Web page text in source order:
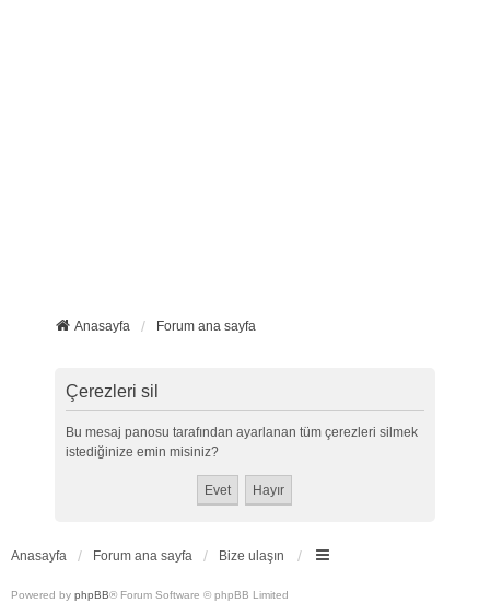
Anasayfa Forum ana sayfa
Çerezleri sil
Bu mesaj panosu tarafından ayarlanan tüm çerezleri silmek
istediğinize emin misiniz?
Anasayfa Forum ana sayfa Bize ulaşın
Powered by phpBB® Forum Software © phpBB Limited